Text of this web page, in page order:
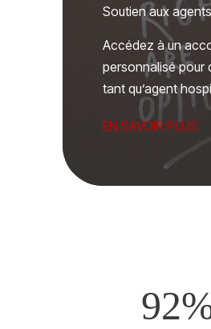
Soutien aux
Accédez à un
personnalisé pour
tant qu’agent
EN SAVOIR PLUS
92